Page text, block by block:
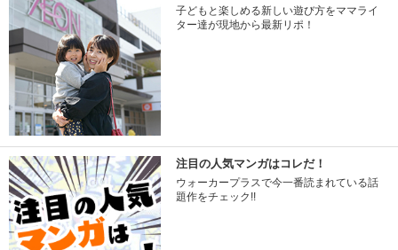
子どもと楽しめる新しい遊び方をママライ
ター達が現地から最新リポ！
注目の人気マンガはコレだ！
ウォーカープラスで今一番読まれている話
題作をチェック!!